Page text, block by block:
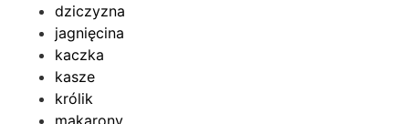
dziczyzna
jagnięcina
kaczka
kasze
królik